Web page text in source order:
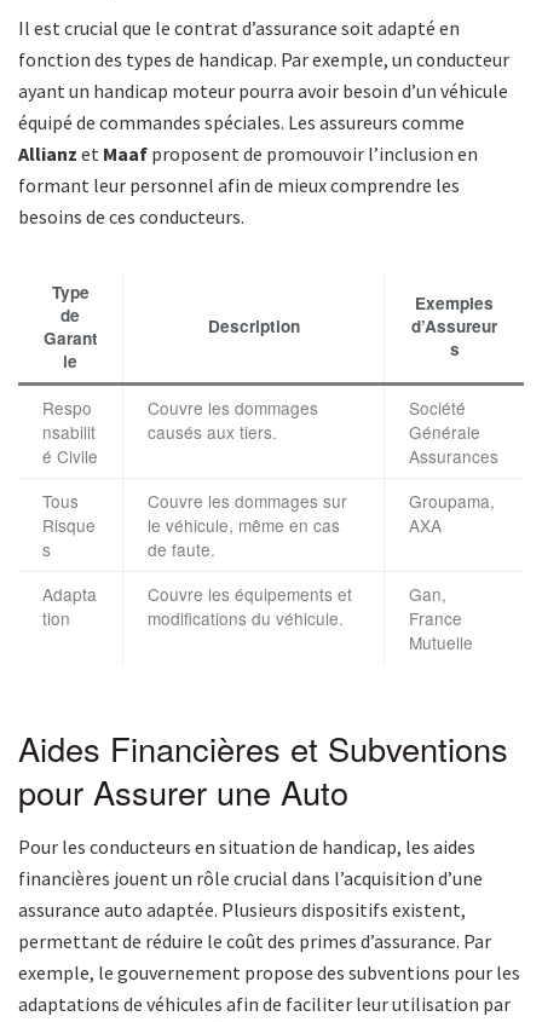
Il est crucial que le contrat d’assurance soit adapté en
fonction des types de handicap. Par exemple, un conducteur
ayant un handicap moteur pourra avoir besoin d’un véhicule
équipé de commandes spéciales. Les assureurs comme
Allianz et Maaf proposent de promouvoir l’inclusion en
formant leur personnel afin de mieux comprendre les
besoins de ces conducteurs.
Type
de
Garant
ie
Description
Exemples
d’Assureur
s
Respo
nsabilit
é Civile
Couvre les dommages
causés aux tiers.
Société
Générale
Assurances
Tous
Risque
s
Couvre les dommages sur
le véhicule, même en cas
de faute.
Groupama,
AXA
Adapta
tion
Couvre les équipements et
modifications du véhicule.
Gan,
France
Mutuelle
Aides Financières et Subventions
pour Assurer une Auto
Pour les conducteurs en situation de handicap, les aides
financières jouent un rôle crucial dans l’acquisition d’une
assurance auto adaptée. Plusieurs dispositifs existent,
permettant de réduire le coût des primes d’assurance. Par
exemple, le gouvernement propose des subventions pour les
adaptations de véhicules afin de faciliter leur utilisation par